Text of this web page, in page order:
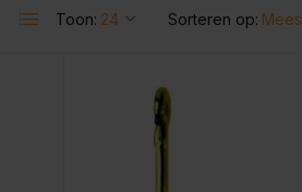
Toon: Sorteren op: